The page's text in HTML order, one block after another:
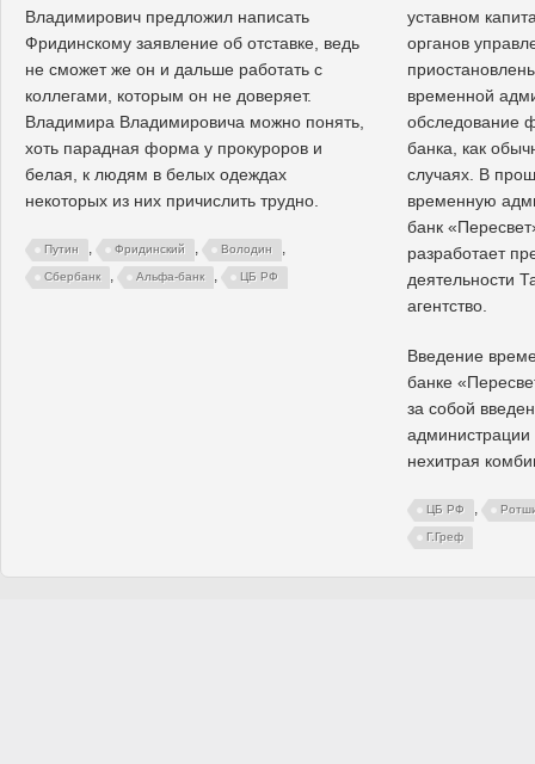
Владимирович предложил написать
Фридинскому заявление об отставке, ведь
не сможет же он и дальше работать с
коллегами, которым он не доверяет.
Владимира Владимировича можно понять,
хоть парадная форма у прокуроров и
белая, к людям в белых одеждах
некоторых из них причислить трудно.
Путин Фридинский Володин
Сбербанк Альфа-банк ЦБ РФ
уставном
органов
временной
обследование
банка, как
случаях. В
временную
банк
разработает
деятельности
агентство.
Введение
банке
за собой
администрации
нехитрая
ЦБ РФ ,
Г.Греф